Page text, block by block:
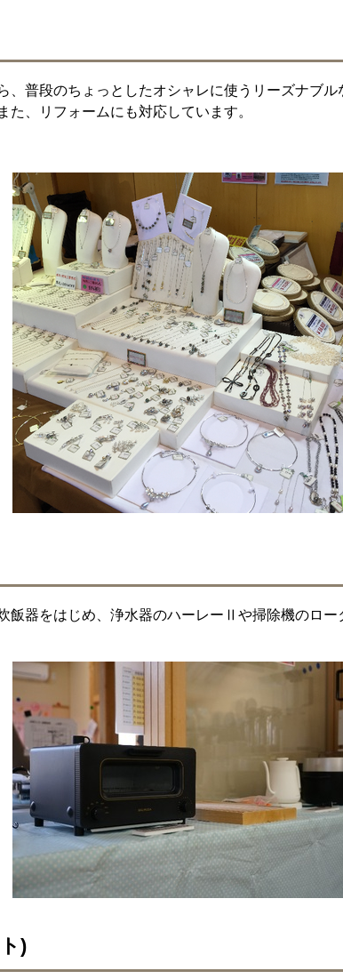
、普段のちょっとしたオシャレに使うリーズナブ
、リフォームにも対応しています。
飯器をはじめ、浄水器のハーレーⅡや掃除機のロ
)